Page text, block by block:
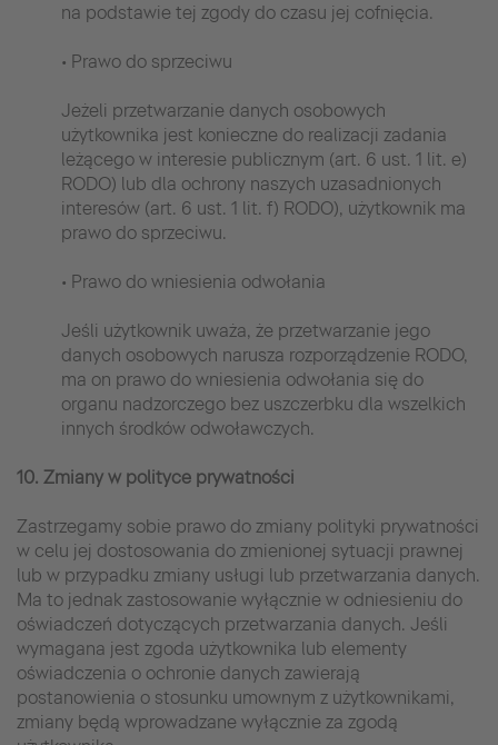
na podstawie tej zgody do czasu jej cofnięcia.
• Prawo do sprzeciwu
Jeżeli przetwarzanie danych osobowych
użytkownika jest konieczne do realizacji zadania
leżącego w interesie publicznym (art. 6 ust. 1 lit. e)
RODO) lub dla ochrony naszych uzasadnionych
interesów (art. 6 ust. 1 lit. f) RODO), użytkownik ma
prawo do sprzeciwu.
• Prawo do wniesienia odwołania
Jeśli użytkownik uważa, że przetwarzanie jego
danych osobowych narusza rozporządzenie RODO,
ma on prawo do wniesienia odwołania się do
organu nadzorczego bez uszczerbku dla wszelkich
innych środków odwoławczych.
10. Zmiany w polityce prywatności
Zastrzegamy sobie prawo do zmiany polityki prywatności
w celu jej dostosowania do zmienionej sytuacji prawnej
lub w przypadku zmiany usługi lub przetwarzania danych.
Ma to jednak zastosowanie wyłącznie w odniesieniu do
oświadczeń dotyczących przetwarzania danych. Jeśli
wymagana jest zgoda użytkownika lub elementy
oświadczenia o ochronie danych zawierają
postanowienia o stosunku umownym z użytkownikami,
zmiany będą wprowadzane wyłącznie za zgodą